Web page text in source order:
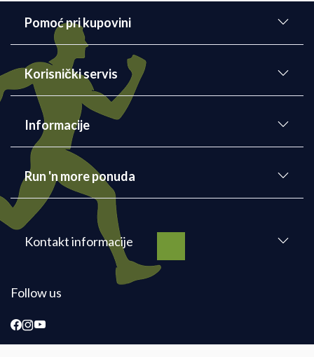
Pomoć pri kupovini
Korisnički servis
Informacije
Run 'n more ponuda
Kontakt informacije
Follow us